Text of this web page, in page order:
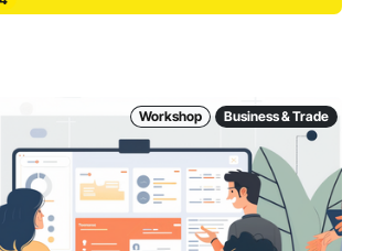
Workshop Business & Trade